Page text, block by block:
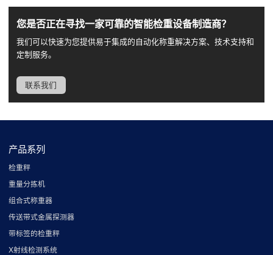
您是否正在寻找一家可靠的智能检重设备制造商？
我们可以快速为您提供易于集成的自动化称重解决方案、技术支持和
定制服务。
联系我们
产品系列
检重秤
重量分拣机
组合式称重器
传送带式金属探测器
带标签的检重秤
X射线检测系统